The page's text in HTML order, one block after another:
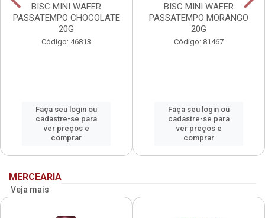
BISC MINI WAFER
PASSATEMPO CHOCOLATE
20G
Código: 46813
Faça seu login ou
cadastre-se para
ver preços e
comprar
BISC MINI WAFER
PASSATEMPO MORANGO
20G
Código: 81467
Faça seu login ou
cadastre-se para
ver preços e
comprar
MERCEARIA
Veja mais